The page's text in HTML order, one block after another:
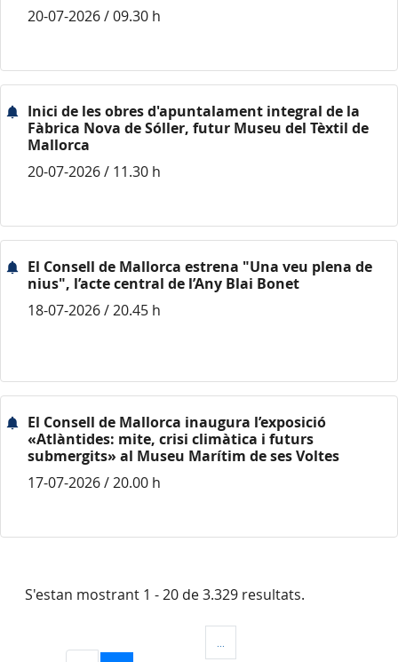
20-07-2026 / 09.30 h
Inici de les obres d'apuntalament integral de la
Fàbrica Nova de Sóller, futur Museu del Tèxtil de
Mallorca
20-07-2026 / 11.30 h
El Consell de Mallorca estrena "Una veu plena de
nius", l’acte central de l’Any Blai Bonet
18-07-2026 / 20.45 h
El Consell de Mallorca inaugura l’exposició
«Atlàntides: mite, crisi climàtica i futurs
submergits» al Museu Marítim de ses Voltes
17-07-2026 / 20.00 h
S'estan mostrant 1 - 20 de 3.329 resultats.
Pàgines intermèdies Utilitzeu TAB per